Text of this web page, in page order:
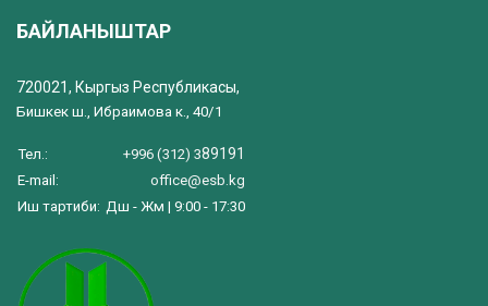
БАЙЛАНЫШТАР
720021, Кыргыз Республикасы,
Бишкек ш., Ибраимова к., 40/1
Тел.: +996 (312) 389191
E-mail:
office@esb.kg
Иш тартиби: Дш - Жм | 9:00 - 17:30